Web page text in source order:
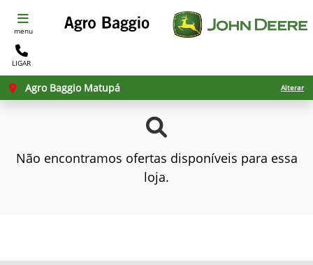
menu
LIGAR
Agro Baggio Matupá Alterar
Não encontramos ofertas disponíveis para essa
loja.